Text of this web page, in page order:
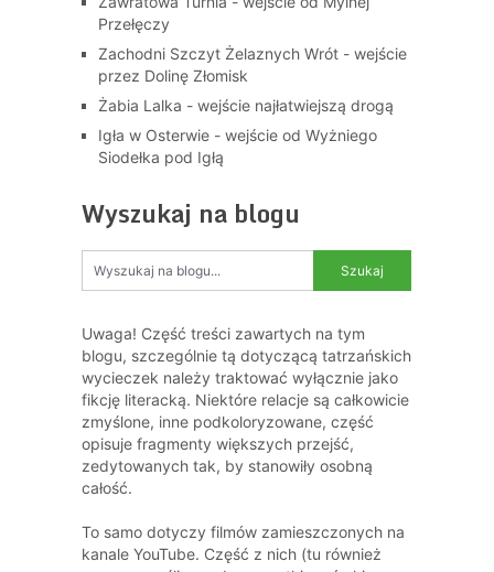
Przełęczy
Zachodni Szczyt Żelaznych Wrót - wejście
przez Dolinę Złomisk
Żabia Lalka - wejście najłatwiejszą drogą
Igła w Osterwie - wejście od Wyżniego
Siodełka pod Igłą
Wyszukaj na blogu
Uwaga! Część treści zawartych na tym
blogu, szczególnie tą dotyczącą tatrzańskich
wycieczek należy traktować wyłącznie jako
fikcję literacką. Niektóre relacje są całkowicie
zmyślone, inne podkoloryzowane, część
opisuje fragmenty większych przejść,
zedytowanych tak, by stanowiły osobną
całość.
To samo dotyczy filmów zamieszczonych na
kanale YouTube. Część z nich (tu również